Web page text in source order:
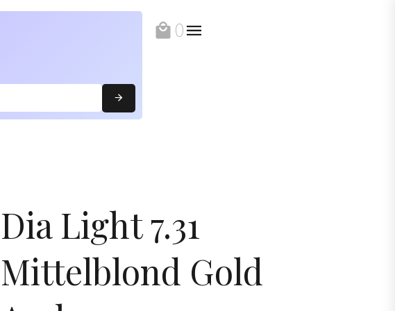
local_mall 0
Dia Light 7.31
Mittelblond Gold